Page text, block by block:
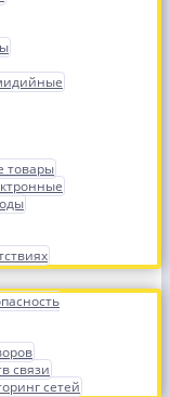
товары
связи
сетей